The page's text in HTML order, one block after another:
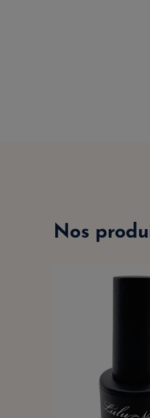
Nos